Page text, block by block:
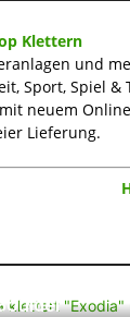
Klettern
und
Sport, Spiel &
neuem
Lieferung.
klettert